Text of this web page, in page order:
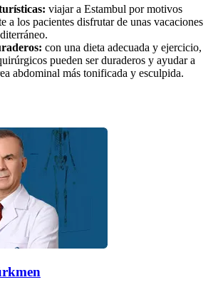
viajar a Estambul por motivos
a los pacientes disfrutar de unas vacaciones
con una dieta adecuada y ejercicio,
pueden ser duraderos y ayudar a
abdominal más tonificada y esculpida.